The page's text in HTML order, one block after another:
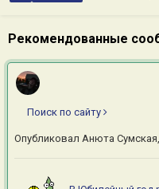
Рекомендованные
Поиск по сайту
Опубликовал Анюта Сумская